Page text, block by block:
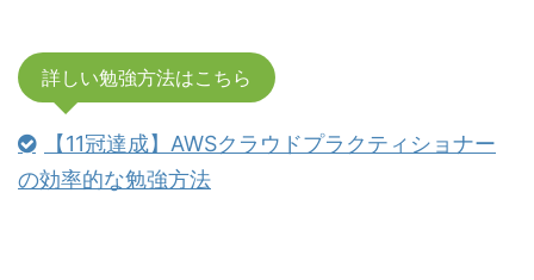
詳しい勉強方法はこちら
【11冠達成】AWSクラウドプラクティショナー
の効率的な勉強方法